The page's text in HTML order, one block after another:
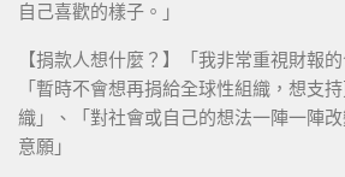
自己喜歡的樣子。」
【捐款人想什麼？】「我非常重視財報
「暫時不會想再捐給全球性組織，想支
織」、「對社會或自己的想法一陣一陣
意願」